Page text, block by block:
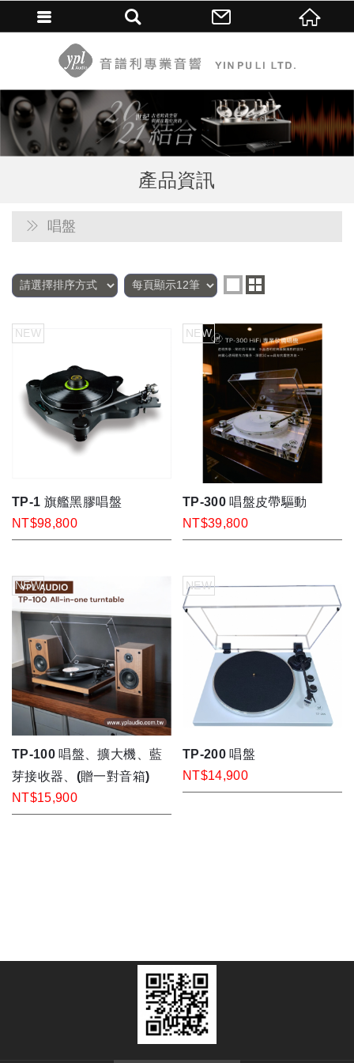
產品資訊
唱盤
TP-1 旗艦黑膠唱盤
NT$98,800
TP-300 唱盤皮帶驅動
NT$39,800
TP-100 唱盤、擴大機、藍
芽接收器、(贈一對音箱)
NT$15,900
TP-200 唱盤
NT$14,900